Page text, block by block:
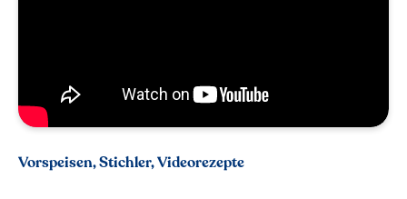
Vorspeisen, Stichler, Videorezepte